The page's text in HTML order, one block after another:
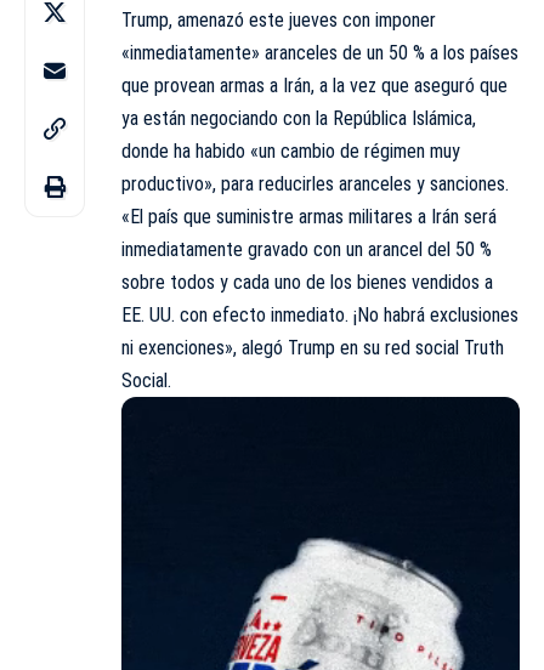
Trump, amenazó este jueves con imponer
«inmediatamente» aranceles de un 50 % a los países
que provean armas a Irán, a la vez que aseguró que
ya están negociando con la República Islámica,
donde ha habido «un cambio de régimen muy
productivo», para reducirles aranceles y sanciones.
«El país que suministre armas militares a Irán será
inmediatamente gravado con un arancel del 50 %
sobre todos y cada uno de los bienes vendidos a
EE. UU. con efecto inmediato. ¡No habrá exclusiones
ni exenciones», alegó Trump en su red social Truth
Social.